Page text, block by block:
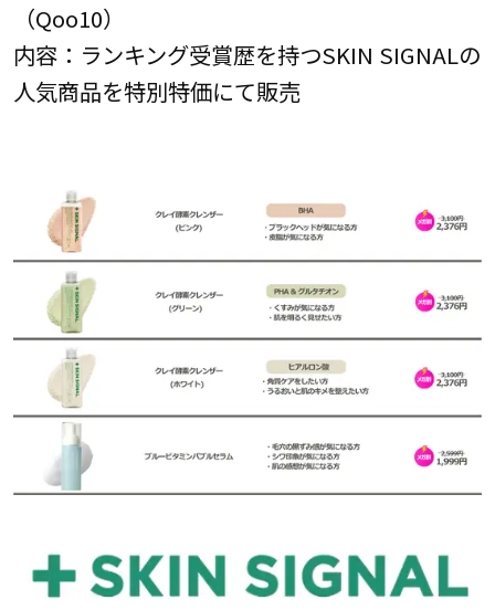
（Qoo10）
内容：ランキング受賞歴を持つSKIN SIGNALの
人気商品を特別特価にて販売